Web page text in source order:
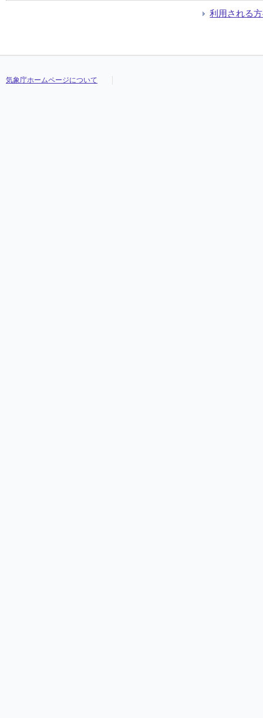
3.8
///
30
0.0 0.0 0.0 8.3 14.8 4.4
///
3.8
///
30
0.0 0.0 0.0 8.3 14.8 4.4
///
3.8
///
30
0.0 0.0 0.0 8.3 14.8 4.4
///
3.8
///
30
0.0 0.0 0.0 8.3 14.8 4.4
///
利用される
気象庁ホームページについて